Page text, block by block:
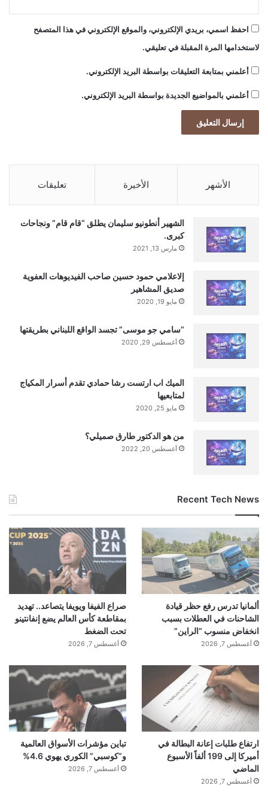
احفظ اسمي، بريدي الإلكتروني، والموقع الإلكتروني في هذا المتصفح
لاستخدامها المرة المقبلة في تعليقي.
أعلمني بمتابعة التعليقات بواسطة البريد الإلكتروني.
أعلمني بالمواضيع الجديدة بواسطة البريد الإلكتروني.
الأشهر الأخيرة تعليقات
الشهير أنطونيو سليمان يطلق “قام قام” ونجاحات
كبرى.
مارس 13, 2021
إلاعلامي حمود حسين صاحب الفيديوهات العفوية
صديق المشاهير
مايو 19, 2020
“سامي جو موسى” تجسد الواقع اللبناني بطريقتها
أغسطس 29, 2020
الميك اب ارتست رشا حمادي تقدم أسرار المكياج
لمتابعيها
مايو 25, 2020
من هو الدكتور طارق صميلي؟
أغسطس 20, 2022
Recent Tech News
ألمانيا تدرس رفع حظر قيادة
الشاحنات في العطلات بسبب
انخفاض منسوب “الراين”
أغسطس 7, 2026
صراع الفيفا ويويفا يتصاعد.. تهديد
بمقاطعة كأس العالم يضع إنفانتينو
تحت الضغط
أغسطس 7, 2026
ارتفاع طلبات إعانة البطالة في
أميركا إلى 199 ألفاً الأسبوع
الماضي
أغسطس 7, 2026
تباين مؤشرات الأسواق العالمية
و”كوسبي” الكوري يهوي 4.6%
أغسطس 7, 2026